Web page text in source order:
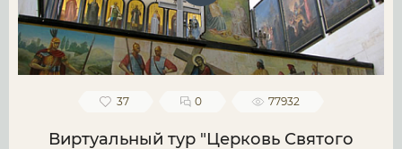
37 0 77932
Виртуальный тур "Церковь Святого